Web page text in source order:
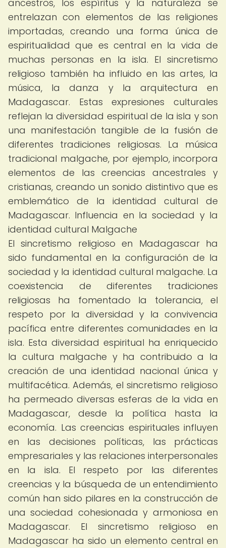
ancestros, los espíritus y la naturaleza se
entrelazan con elementos de las religiones
importadas, creando una forma única de
espiritualidad que es central en la vida de
muchas personas en la isla. El sincretismo
religioso también ha influido en las artes, la
música, la danza y la arquitectura en
Madagascar. Estas expresiones culturales
reflejan la diversidad espiritual de la isla y son
una manifestación tangible de la fusión de
diferentes tradiciones religiosas. La música
tradicional malgache, por ejemplo, incorpora
elementos de las creencias ancestrales y
cristianas, creando un sonido distintivo que es
emblemático de la identidad cultural de
Madagascar. Influencia en la sociedad y la
identidad cultural Malgache
El sincretismo religioso en Madagascar ha
sido fundamental en la configuración de la
sociedad y la identidad cultural malgache. La
coexistencia de diferentes tradiciones
religiosas ha fomentado la tolerancia, el
respeto por la diversidad y la convivencia
pacífica entre diferentes comunidades en la
isla. Esta diversidad espiritual ha enriquecido
la cultura malgache y ha contribuido a la
creación de una identidad nacional única y
multifacética. Además, el sincretismo religioso
ha permeado diversas esferas de la vida en
Madagascar, desde la política hasta la
economía. Las creencias espirituales influyen
en las decisiones políticas, las prácticas
empresariales y las relaciones interpersonales
en la isla. El respeto por las diferentes
creencias y la búsqueda de un entendimiento
común han sido pilares en la construcción de
una sociedad cohesionada y armoniosa en
Madagascar. El sincretismo religioso en
Madagascar ha sido un elemento central en